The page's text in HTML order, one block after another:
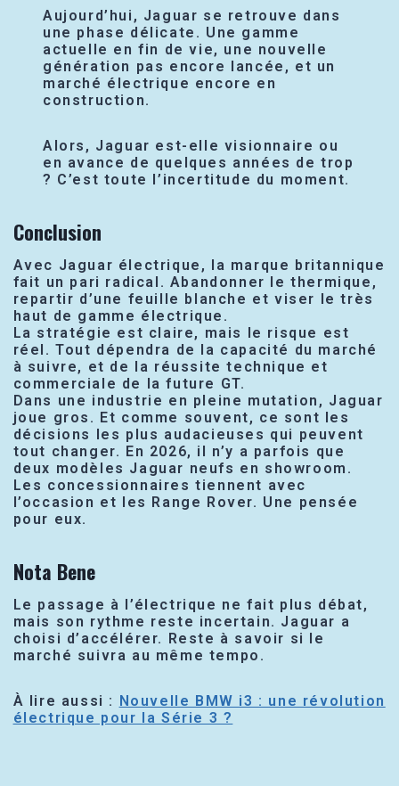
Aujourd’hui, Jaguar se retrouve dans
une phase délicate. Une gamme
actuelle en fin de vie, une nouvelle
génération pas encore lancée, et un
marché électrique encore en
construction.
Alors, Jaguar est-elle visionnaire ou
en avance de quelques années de trop
? C’est toute l’incertitude du moment.
Conclusion
Avec Jaguar électrique, la marque britannique
fait un pari radical. Abandonner le thermique,
repartir d’une feuille blanche et viser le très
haut de gamme électrique.
La stratégie est claire, mais le risque est
réel. Tout dépendra de la capacité du marché
à suivre, et de la réussite technique et
commerciale de la future GT.
Dans une industrie en pleine mutation, Jaguar
joue gros. Et comme souvent, ce sont les
décisions les plus audacieuses qui peuvent
tout changer. En 2026, il n’y a parfois que
deux modèles Jaguar neufs en showroom.
Les concessionnaires tiennent avec
l’occasion et les Range Rover. Une pensée
pour eux.
Nota Bene
Le passage à l’électrique ne fait plus débat,
mais son rythme reste incertain. Jaguar a
choisi d’accélérer. Reste à savoir si le
marché suivra au même tempo.
À lire aussi : Nouvelle BMW i3 : une révolution
électrique pour la Série 3 ?